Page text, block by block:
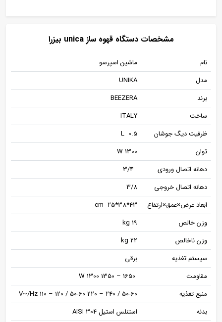
مشخصات دستگاه قهوه ساز unica بیزرا
نام
ماشین اسپرسو
مدل
UNIKA
برند
BEEZERA
ساخت
ITALY
ظرفیت دیگ جوشان
L 0.5
توان
W 1300
دهانه اتصال ورودی
دهانه اتصال خروجی
3/8
ابعاد عرض×عمق×ارتفاع
43*38*cm 25
وزن خالص
kg 19
وزن ناخالص
kg 22
سیستم تغذیه
برقی
مقاومت
منبع تغذیه
V~/Hz 110 – 120 / 50-60 220 – 240 / 50-60
بدنه
استنلس استیل AISI 304